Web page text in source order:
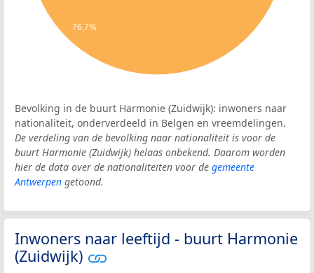
76,7%
Bevolking in de buurt Harmonie (Zuidwijk): inwoners naar
nationaliteit, onderverdeeld in Belgen en vreemdelingen.
De verdeling van de bevolking naar nationaliteit is voor de
buurt Harmonie (Zuidwijk) helaas onbekend. Daarom worden
hier de data over de nationaliteiten voor de gemeente
Antwerpen getoond.
Inwoners naar leeftijd - buurt Harmonie
(Zuidwijk)